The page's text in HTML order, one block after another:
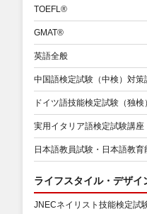
TOEFL®
GMAT®
英語全般
中国語検定試験（中検）対策
ドイツ語技能検定試験（独
実用イタリア語検定試験講座
日本語教員試験・日本語教
ライフスタイル・デザイ
JNECネイリスト技能検定試